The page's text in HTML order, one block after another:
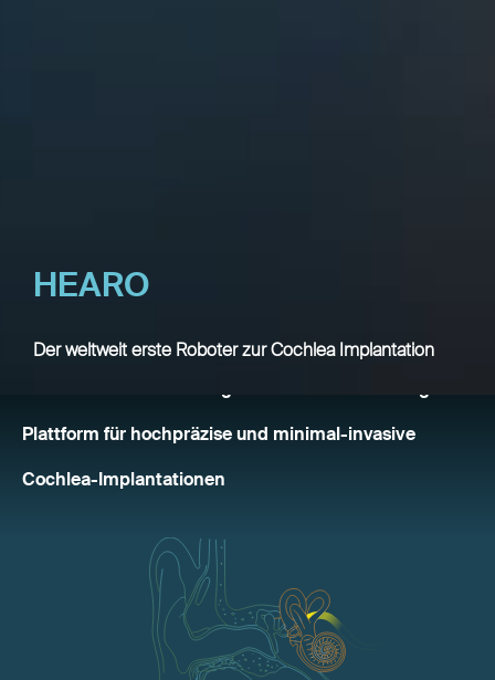
HEARO
Der weltweit erste Roboter zur Cochlea Implantation
Plattform für hochpräzise und minimal-invasive
Cochlea-Implantationen